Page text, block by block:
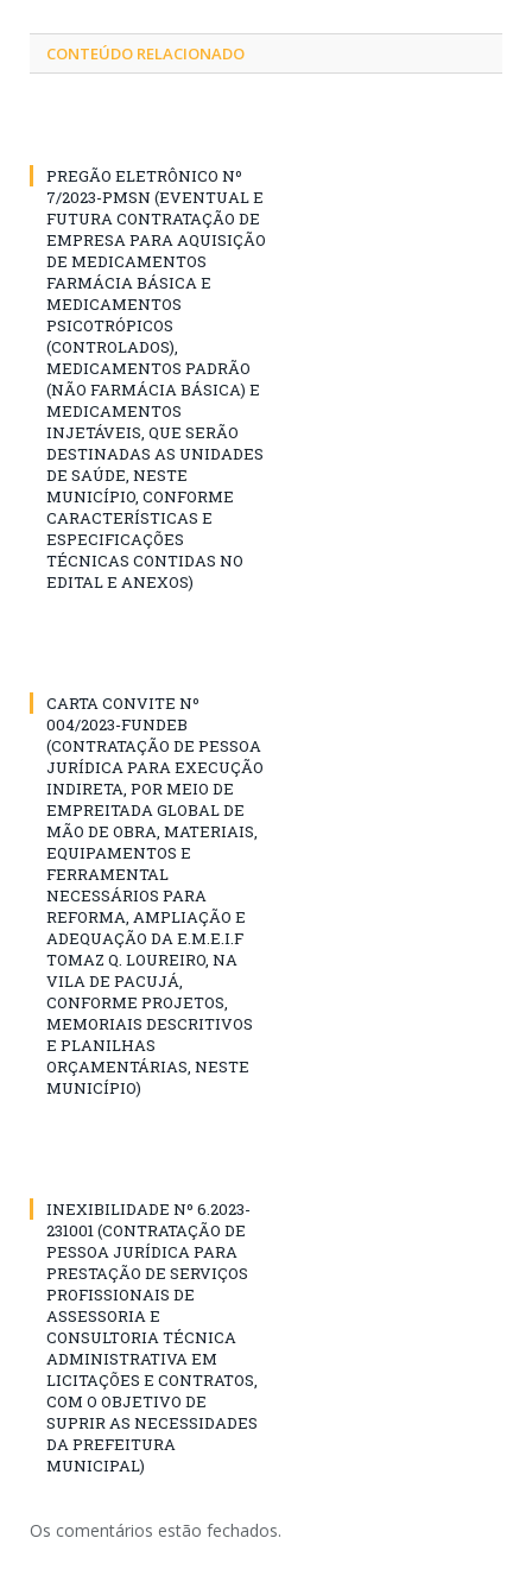
CONTEÚDO RELACIONADO
PREGÃO ELETRÔNICO Nº
7/2023-PMSN (EVENTUAL E
FUTURA CONTRATAÇÃO DE
EMPRESA PARA AQUISIÇÃO
DE MEDICAMENTOS
FARMÁCIA BÁSICA E
MEDICAMENTOS
PSICOTRÓPICOS
(CONTROLADOS),
MEDICAMENTOS PADRÃO
(NÃO FARMÁCIA BÁSICA) E
MEDICAMENTOS
INJETÁVEIS, QUE SERÃO
DESTINADAS AS UNIDADES
DE SAÚDE, NESTE
MUNICÍPIO, CONFORME
CARACTERÍSTICAS E
ESPECIFICAÇÕES
TÉCNICAS CONTIDAS NO
EDITAL E ANEXOS)
CARTA CONVITE Nº
004/2023-FUNDEB
(CONTRATAÇÃO DE PESSOA
JURÍDICA PARA EXECUÇÃO
INDIRETA, POR MEIO DE
EMPREITADA GLOBAL DE
MÃO DE OBRA, MATERIAIS,
EQUIPAMENTOS E
FERRAMENTAL
NECESSÁRIOS PARA
REFORMA, AMPLIAÇÃO E
ADEQUAÇÃO DA E.M.E.I.F
TOMAZ Q. LOUREIRO, NA
VILA DE PACUJÁ,
CONFORME PROJETOS,
MEMORIAIS DESCRITIVOS
E PLANILHAS
ORÇAMENTÁRIAS, NESTE
MUNICÍPIO)
INEXIBILIDADE Nº 6.2023-
231001 (CONTRATAÇÃO DE
PESSOA JURÍDICA PARA
PRESTAÇÃO DE SERVIÇOS
PROFISSIONAIS DE
ASSESSORIA E
CONSULTORIA TÉCNICA
ADMINISTRATIVA EM
LICITAÇÕES E CONTRATOS,
COM O OBJETIVO DE
SUPRIR AS NECESSIDADES
DA PREFEITURA
MUNICIPAL)
Os comentários estão fechados.